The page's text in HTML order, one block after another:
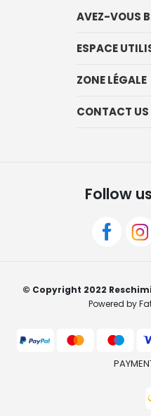
AVEZ-VOUS
ESPACE
ZONE LÉGALE
CONTACT US
Follow
© Copyright 2022
Powered by